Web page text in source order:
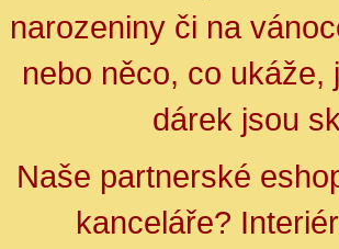
narozeniny či na
nebo něco, co
dárek jsou
Naše partnerské
kanceláře?